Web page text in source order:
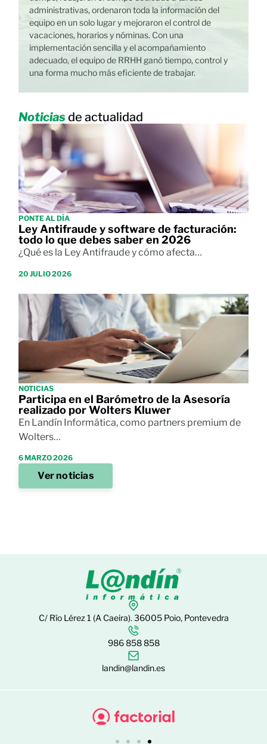
o
administrativas, ordenaron toda la información del
equipo en un solo lugar y mejoraron el control de
vacaciones, horarios y nóminas. Con una
implementación sencilla y el acompañamiento
adecuado, el equipo de RRHH ganó tiempo, control y
una forma mucho más eficiente de trabajar.
Noticiasde actualidad
PONTE AL DÍA
Ley Antifraude y software de facturación:
todo lo que debes saber en 2026
¿Qué es la Ley Antifraude y cómo afecta…
20 JULIO 2026
NOTICIAS
Participa en el Barómetro de la Asesoría
realizado por Wolters Kluwer
En Landín Informática, como partners premium de
Wolters…
6 MARZO 2026
Ver noticias
C/ Río Lérez 1 (A Caeira). 36005 Poio, Pontevedra
986 858 858
landin@landin.es